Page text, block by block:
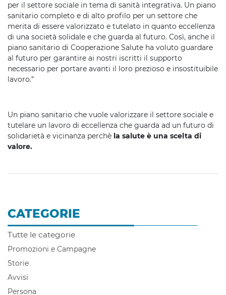
per il settore sociale in tema di sanità integrativa. Un piano
sanitario completo e di alto profilo per un settore che
merita di essere valorizzato e tutelato in quanto eccellenza
di una società solidale e che guarda al futuro. Così, anche il
piano sanitario di Cooperazione Salute ha voluto guardare
al futuro per garantire ai nostri iscritti il supporto
necessario per portare avanti il loro prezioso e insostituibile
lavoro.”
Un piano sanitario che vuole valorizzare il settore sociale e
tutelare un lavoro di eccellenza che guarda ad un futuro di
solidarietà e vicinanza perchè la salute è una scelta di
valore.
CATEGORIE
Tutte le categorie
Promozioni e Campagne
Storie
Avvisi
Persona